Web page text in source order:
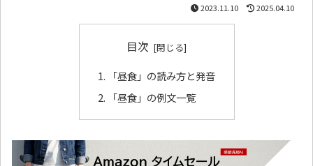
2023.11.10 2025.04.10
目次
「昼食」の読み方と発音
「昼食」の例文一覧